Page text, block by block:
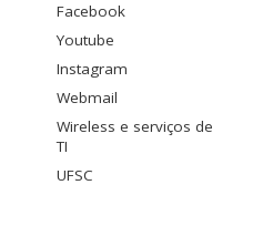
Facebook
Youtube
Instagram
Webmail
Wireless e serviços de
TI
UFSC